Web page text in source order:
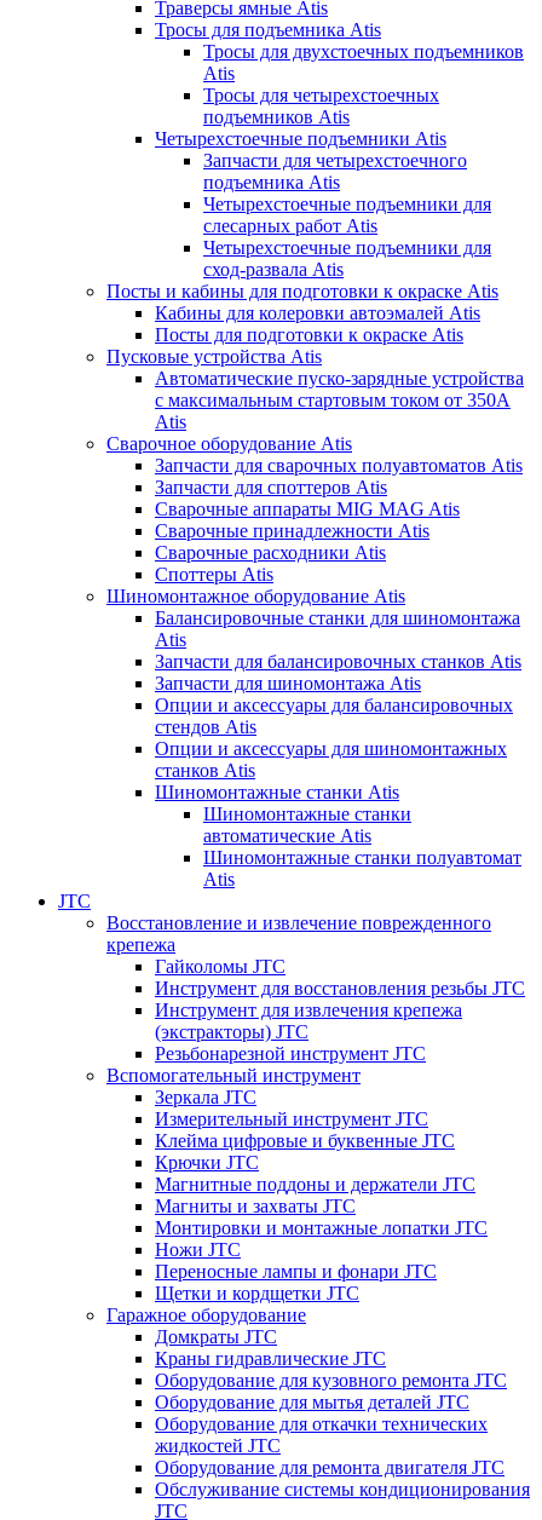
Траверсы ямные Atis
Тросы для подъемника Atis
Тросы для двухстоечных подъемников
Atis
Тросы для четырехстоечных
подъемников Atis
Четырехстоечные подъемники Atis
Запчасти для четырехстоечного
подъемника Atis
Четырехстоечные подъемники для
слесарных работ Atis
Четырехстоечные подъемники для
сход-развала Atis
Посты и кабины для подготовки к окраске Atis
Кабины для колеровки автоэмалей Atis
Посты для подготовки к окраске Atis
Пусковые устройства Atis
Автоматические пуско-зарядные устройства
с максимальным стартовым током от 350А
Atis
Сварочное оборудование Atis
Запчасти для сварочных полуавтоматов Atis
Запчасти для споттеров Atis
Сварочные аппараты MIG MAG Atis
Сварочные принадлежности Atis
Сварочные расходники Atis
Споттеры Atis
Шиномонтажное оборудование Atis
Балансировочные станки для шиномонтажа
Atis
Запчасти для балансировочных станков Atis
Запчасти для шиномонтажа Atis
Опции и аксессуары для балансировочных
стендов Atis
Опции и аксессуары для шиномонтажных
станков Atis
Шиномонтажные станки Atis
Шиномонтажные станки
автоматические Atis
Шиномонтажные станки полуавтомат
Atis
JTC
Восстановление и извлечение поврежденного
крепежа
Гайколомы JTC
Инструмент для восстановления резьбы JTC
Инструмент для извлечения крепежа
(экстракторы) JTC
Резьбонарезной инструмент JTC
Вспомогательный инструмент
Зеркала JTC
Измерительный инструмент JTC
Клейма цифровые и буквенные JTC
Крючки JTC
Магнитные поддоны и держатели JTC
Магниты и захваты JTC
Монтировки и монтажные лопатки JTC
Ножи JTC
Переносные лампы и фонари JTC
Щетки и кордщетки JTC
Гаражное оборудование
Домкраты JTC
Краны гидравлические JTC
Оборудование для кузовного ремонта JTC
Оборудование для мытья деталей JTC
Оборудование для откачки технических
жидкостей JTC
Оборудование для ремонта двигателя JTC
Обслуживание системы кондиционирования
JTC